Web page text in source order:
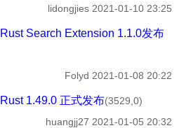
lidongjies 2021-01-10 23:25
Search Extension 1.1.0发布
Folyd 2021-01-08 20:22
1.49.0 正式发布(3529,0)
huangjj27 2021-01-05 20:32